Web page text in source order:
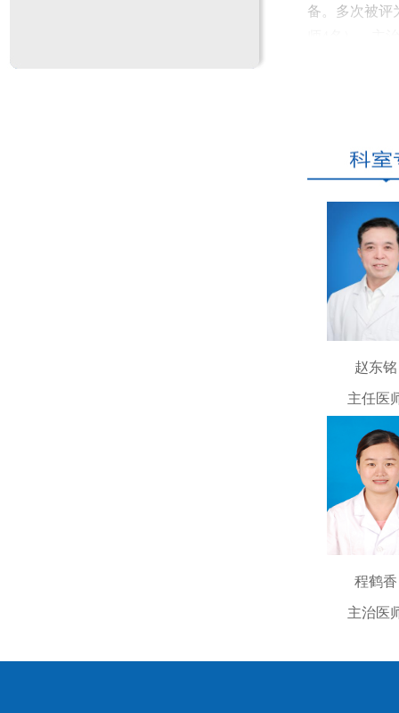
备。多次被评
国家耳鼻咽
处于本地区领
开展手
术、前颅底
桃体切除、
我院自
鼻窦炎在口
剂、利咽浓
2022年
负责重点专
科在科室管
医疗技术方
者方面的先
科室不
赵东铭
主任医
程鹤香
主治医